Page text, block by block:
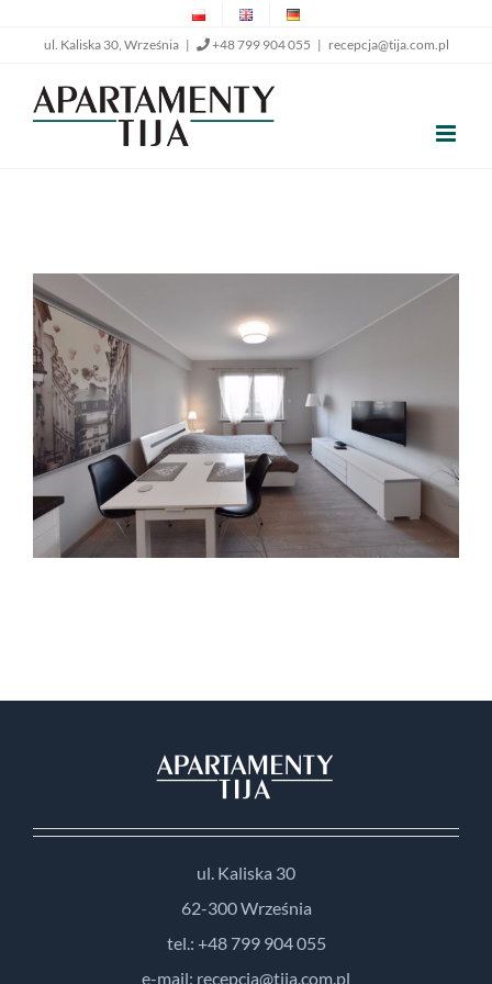
zawartości
ul. Kaliska 30, Września | +48 799 904 055 | recepcja@tija.com.pl
ul. Kaliska 30
62-300 Września
tel.: +48 799 904 055
e-mail: recepcja@tija.com.pl